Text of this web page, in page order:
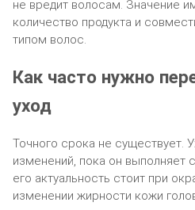
не вредит волосам. Значение
количество продукта и
типом волос.
Как часто нужно
уход
Точного срока не существует.
изменений, пока он выполняет
его актуальность стоит при
изменении жирности кожи